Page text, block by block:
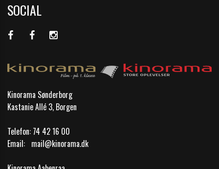
SOCIAL
Kinorama Sønderborg
Kastanie Allé 3, Borgen
Telefon: 74 42 16 00
Email: mail@kinorama.dk